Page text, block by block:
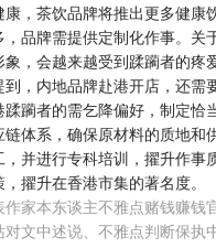
，茶饮品牌将推出更多健康
品牌需提供定制化作事。关
，会越来越受到蹂躏者的疼
，内地品牌赴港开店，还需
躏者的需乞降偏好，制定恰
体系，确保原材料的质地和
并进行专科培训，擢升作事
擢升在香港市集的著名度。
作家本东谈主不雅点赌钱赚钱
文中述说、不雅点判断保执